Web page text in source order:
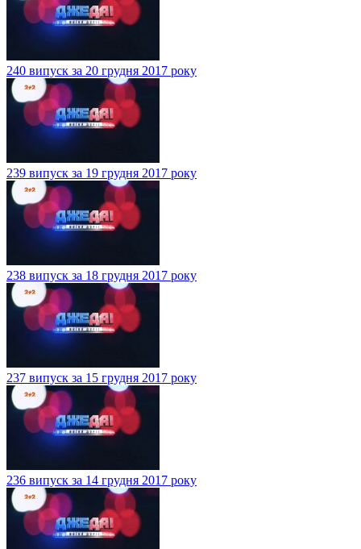
240 випуск за 20 грудня 2017 року
239 випуск за 19 грудня 2017 року
238 випуск за 18 грудня 2017 року
237 випуск за 15 грудня 2017 року
236 випуск за 14 грудня 2017 року